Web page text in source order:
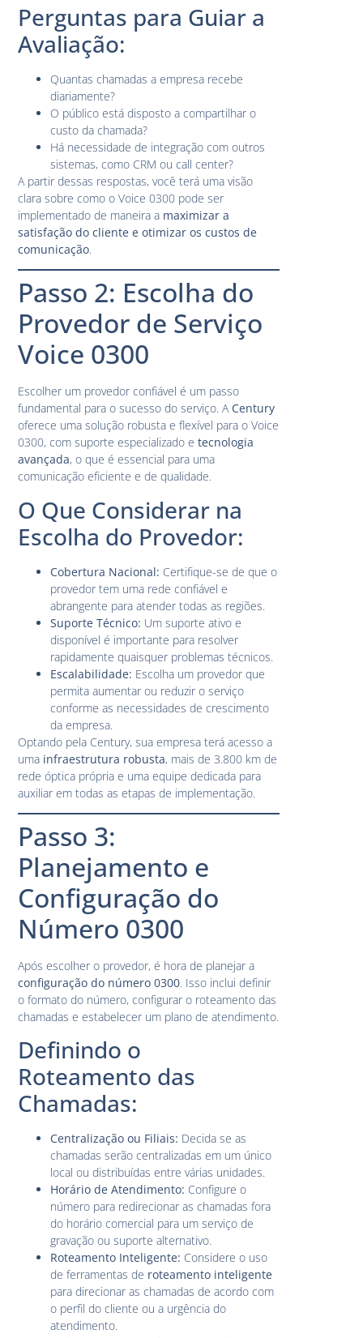
Perguntas para Guiar a
Avaliação:
Quantas chamadas a empresa recebe
diariamente?
O público está disposto a compartilhar o
custo da chamada?
Há necessidade de integração com outros
sistemas, como CRM ou call center?
A partir dessas respostas, você terá uma visão
clara sobre como o Voice 0300 pode ser
implementado de maneira a maximizar a
satisfação do cliente e otimizar os custos de
comunicação.
Passo 2: Escolha do
Provedor de Serviço
Voice 0300
Escolher um provedor confiável é um passo
fundamental para o sucesso do serviço. A Century
oferece uma solução robusta e flexível para o Voice
0300, com suporte especializado etecnologia
avançada, o que é essencial para uma
comunicação eficiente e de qualidade.
O Que Considerar na
Escolha do Provedor:
Cobertura Nacional: Certifique-se de que o
provedor tem uma rede confiável e
abrangente para atender todas as regiões.
Suporte Técnico: Um suporte ativo e
disponível é importante para resolver
rapidamente quaisquer problemas técnicos.
Escalabilidade: Escolha um provedor que
permita aumentar ou reduzir o serviço
conforme as necessidades de crescimento
da empresa.
Optando pela Century, sua empresa terá acesso a
uma infraestrutura robusta, mais de 3.800 km de
rede óptica própria e uma equipe dedicada para
auxiliar em todas as etapas de implementação.
Passo 3:
Planejamento e
Configuração do
Número 0300
Após escolher o provedor, é hora de planejar a
configuração do número 0300. Isso inclui definir
o formato do número, configurar o roteamento das
chamadas e estabelecer um plano de atendimento.
Definindo o
Roteamento das
Chamadas:
Centralização ou Filiais: Decida se as
chamadas serão centralizadas em um único
local ou distribuídas entre várias unidades.
Horário de Atendimento: Configure o
número para redirecionar as chamadas fora
do horário comercial para um serviço de
gravação ou suporte alternativo.
Roteamento Inteligente: Considere o uso
de ferramentas de roteamento inteligente
para direcionar as chamadas de acordo com
o perfil do cliente ou a urgência do
atendimento.